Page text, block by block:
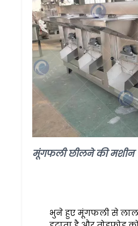
मूंगफली छीलने की मशीन
भुने हुए मूंगफली से लाल